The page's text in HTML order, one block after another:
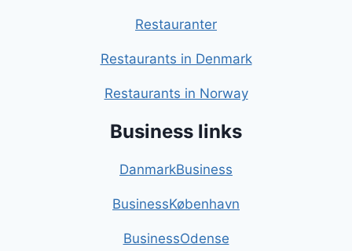
Restauranter
Restaurants in Denmark
Restaurants in Norway
Business links
DanmarkBusiness
BusinessKøbenhavn
BusinessOdense